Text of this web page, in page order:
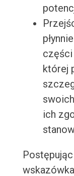
której
ich